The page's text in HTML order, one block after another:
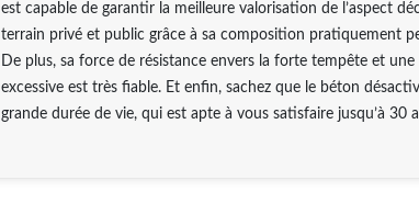
est capable de garantir la meilleure valorisation de l’aspect
terrain privé et public grâce à sa composition pratiquement
De plus, sa force de résistance envers la forte tempête et une
excessive est très fiable. Et enfin, sachez que le béton
grande durée de vie, qui est apte à vous satisfaire jusqu’à 30